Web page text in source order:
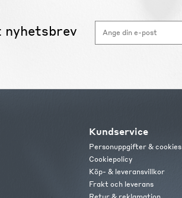
nyhetsbrev
Kundservice
Personuppgifter & cookies
Cookiepolicy
Köp- & leveransvillkor
Frakt och leverans